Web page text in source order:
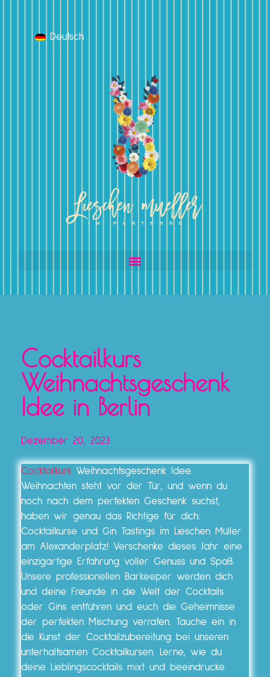
Deutsch
Cocktailkurs
Weihnachtsgeschenk
Idee in Berlin
Dezember 20, 2023
Cocktailkurs Weihnachtsgeschenk Idee.
Weihnachten steht vor der Tür, und wenn du
noch nach dem perfekten Geschenk suchst,
haben wir genau das Richtige für dich:
Cocktailkurse und Gin Tastings im Lieschen Müller
am Alexanderplatz! Verschenke dieses Jahr eine
einzigartige Erfahrung voller Genuss und Spaß.
Unsere professionellen Barkeeper werden dich
und deine Freunde in die Welt der Cocktails
oder Gins entführen und euch die Geheimnisse
der perfekten Mischung verraten. Tauche ein in
die Kunst der Cocktailzubereitung bei unseren
unterhaltsamen Cocktailkursen. Lerne, wie du
deine Lieblingscocktails mixt und beeindrucke